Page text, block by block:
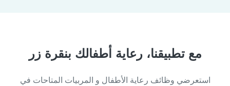
مع تطبيقنا، رعاية أطفالك بنقرة زر
استعرضي وظائف رعاية الأطفال و المربيات المتاحات في